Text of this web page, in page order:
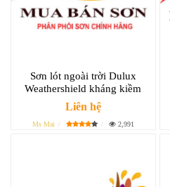
Sơn lót ngoài trời Dulux
Weathershield kháng kiềm
Liên hệ
Ms Mai 2,991